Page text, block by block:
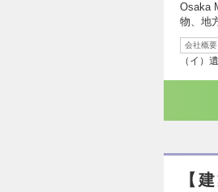
Osaka
物、地
会社概要
（イ
【